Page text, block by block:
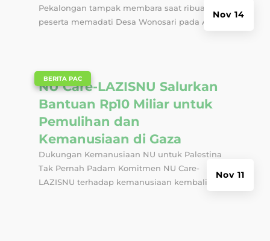
Nov 14
Pekalongan tampak membara saat ribuan
peserta memadati Desa Wonosari pada Ahad...
NU Care-LAZISNU Salurkan
Bantuan Rp10 Miliar untuk
Pemulihan dan
Kemanusiaan di Gaza
Nov 11
BERITA PAC
Dukungan Kemanusiaan NU untuk Palestina
Tak Pernah Padam Komitmen NU Care-
LAZISNU terhadap kemanusiaan kembali...